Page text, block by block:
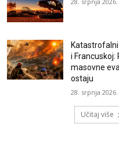
i Francuskoj:
masovne
ostaju
28. srpnja 2026.
Učitaj više